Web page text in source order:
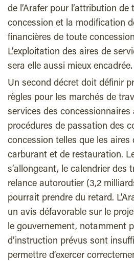
de l’Arafer pour l’attribution de
concession et la modification
financières de toute
L’exploitation des aires de
sera elle aussi mieux encadrée.
Un second décret doit définir
règles pour les marchés de
services des concessionnaires
procédures de passation des
concession telles que les aires
carburant et de restauration.
s’allongeant, le calendrier des
relance autoroutier (3,2
pourrait prendre du retard.
un avis défavorable sur le
le gouvernement, notamment
d’instruction prévus sont
permettre d’exercer